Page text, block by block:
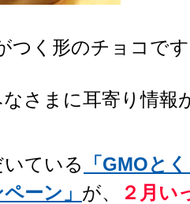
つく形のチョコで
さまに耳寄り情報
ている
「GMOと
ーン」 が、
２月い